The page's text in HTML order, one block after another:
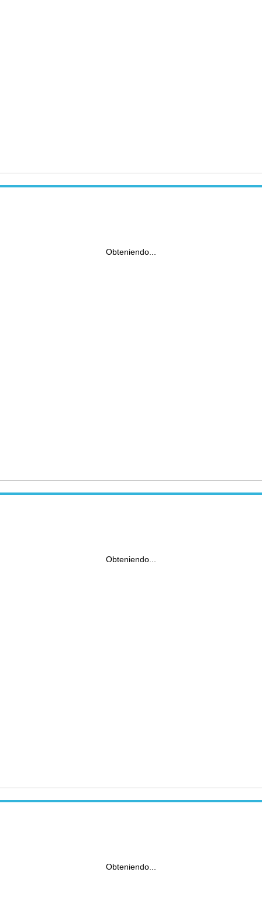
Obteniendo...
Obteniendo...
Obteniendo...